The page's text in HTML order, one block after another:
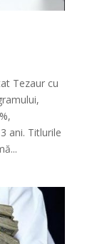
Tezaur cu
ani. Titlurile